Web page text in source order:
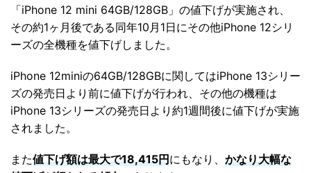
「iPhone 12 mini 64GB/128GB」の値下げが実施され、
その約1ヶ月後である同年10月1日にその他iPhone 12シリ
ーズの全機種を値下げしました。
iPhone 12miniの64GB/128GBに関してはiPhone 13シリー
ズの発売日より前に値下げが行われ、その他の機種は
iPhone 13シリーズの発売日より約1週間後に値下げが実施
されました。
また値下げ額は最大で18,415円にもなり、 かなり大幅な